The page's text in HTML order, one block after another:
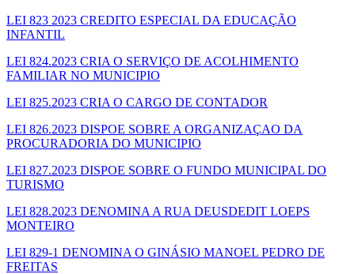
LEI 823 2023 CREDITO ESPECIAL DA EDUCAÇÃO
INFANTIL
LEI 824.2023 CRIA O SERVIÇO DE ACOLHIMENTO
FAMILIAR NO MUNICIPIO
LEI 825.2023 CRIA O CARGO DE CONTADOR
LEI 826.2023 DISPOE SOBRE A ORGANIZAÇAO DA
PROCURADORIA DO MUNICIPIO
LEI 827.2023 DISPOE SOBRE O FUNDO MUNICIPAL DO
TURISMO
LEI 828.2023 DENOMINA A RUA DEUSDEDIT LOEPS
MONTEIRO
LEI 829-1 DENOMINA O GINÁSIO MANOEL PEDRO DE
FREITAS